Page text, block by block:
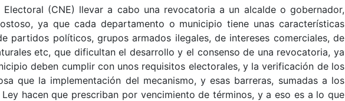
Electoral (CNE) llevar a cabo una revocatoria a un alcalde o gobernador,
ya que cada departamento o municipio tiene unas características
partidos políticos, grupos armados ilegales, de intereses comerciales, de
etc, que dificultan el desarrollo y el consenso de una revocatoria, ya
deben cumplir con unos requisitos electorales, y la verificación de los
que la implementación del mecanismo, y esas barreras, sumadas a los
hacen que prescriban por vencimiento de términos, y a eso es a lo que